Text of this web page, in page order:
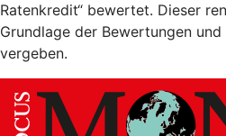
Ratenkredit“ bewertet. Dieser
Grundlage der Bewertungen
vergeben.